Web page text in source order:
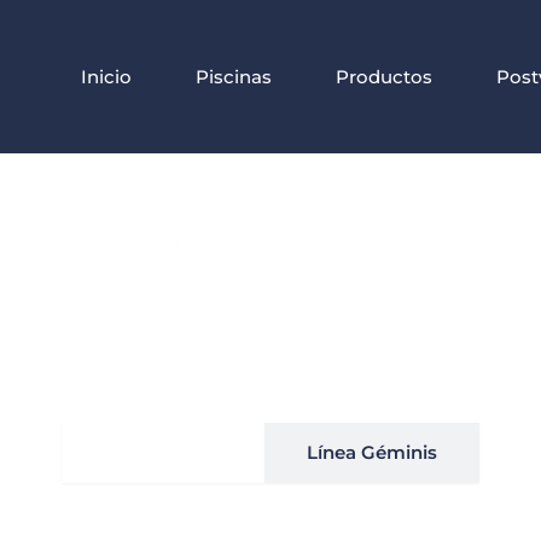
Inicio Piscinas Productos
Línea Géminis